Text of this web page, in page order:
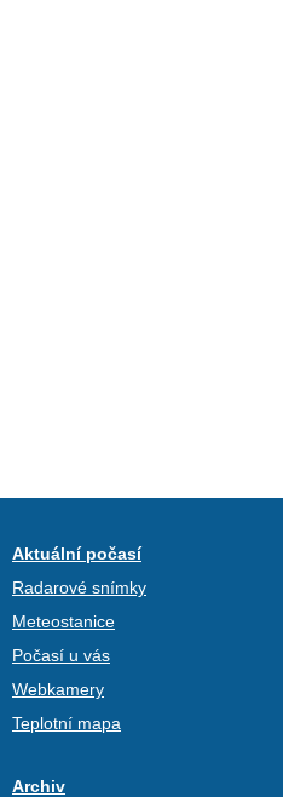
Aktuální počasí
Radarové snímky
Meteostanice
Počasí u vás
Webkamery
Teplotní mapa
Archiv